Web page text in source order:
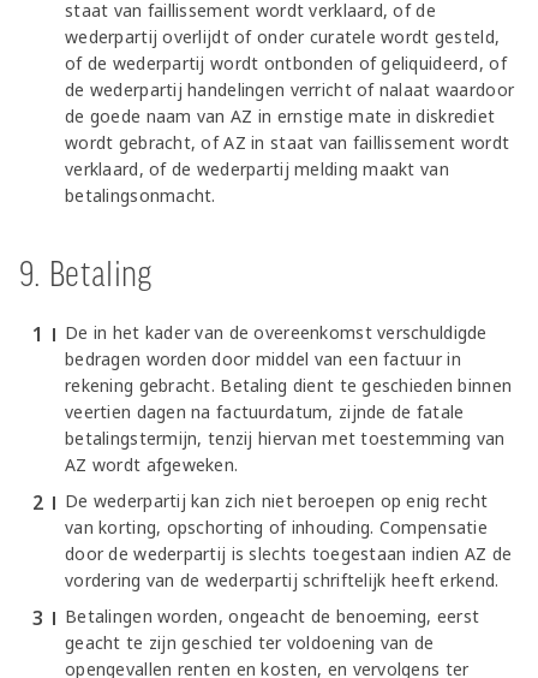
staat van faillissement wordt verklaard, of de
wederpartij overlijdt of onder curatele wordt gesteld,
of de wederpartij wordt ontbonden of geliquideerd, of
de wederpartij handelingen verricht of nalaat waardoor
de goede naam van AZ in ernstige mate in diskrediet
wordt gebracht, of AZ in staat van faillissement wordt
verklaard, of de wederpartij melding maakt van
betalingsonmacht.
9. Betaling
De in het kader van de overeenkomst verschuldigde
bedragen worden door middel van een factuur in
rekening gebracht. Betaling dient te geschieden binnen
veertien dagen na factuurdatum, zijnde de fatale
betalingstermijn, tenzij hiervan met toestemming van
AZ wordt afgeweken.
De wederpartij kan zich niet beroepen op enig recht
van korting, opschorting of inhouding. Compensatie
door de wederpartij is slechts toegestaan indien AZ de
vordering van de wederpartij schriftelijk heeft erkend.
Betalingen worden, ongeacht de benoeming, eerst
geacht te zijn geschied ter voldoening van de
opengevallen renten en kosten, en vervolgens ter